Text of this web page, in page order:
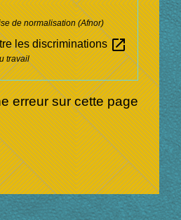
de normalisation (Afnor)
les discriminationsopen_in_new
travail
erreur sur cette page